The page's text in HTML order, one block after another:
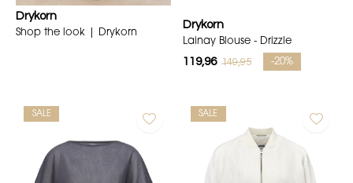
Drykorn
Shop the look | Drykorn
Drykorn
Lainay Blouse - Drizzle
119,96 149,95 -20%
SALE SALE